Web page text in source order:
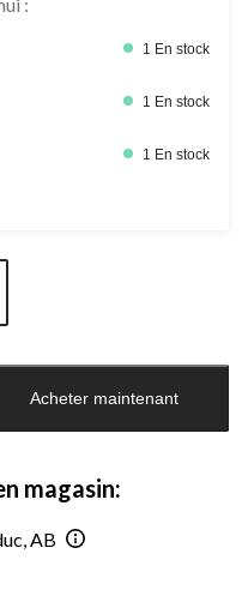
1 En stock
1 En stock
1 En stock
Acheter maintenant
magasin:
AB